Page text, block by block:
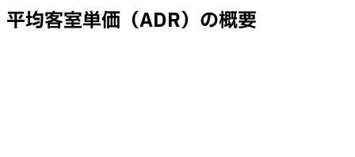
平均客室単価（ADR）の概要